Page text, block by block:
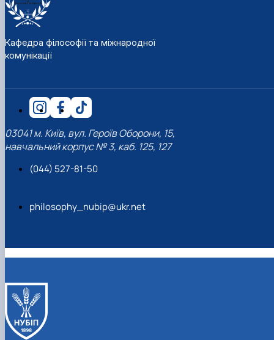
Кафедра філософії та міжнародної
комунікації
03041 м. Київ, вул. Героїв Оборони, 15,
навчальний корпус № 3, каб. 125, 127
(044) 527-81-50
philosophy_nubip@ukr.net